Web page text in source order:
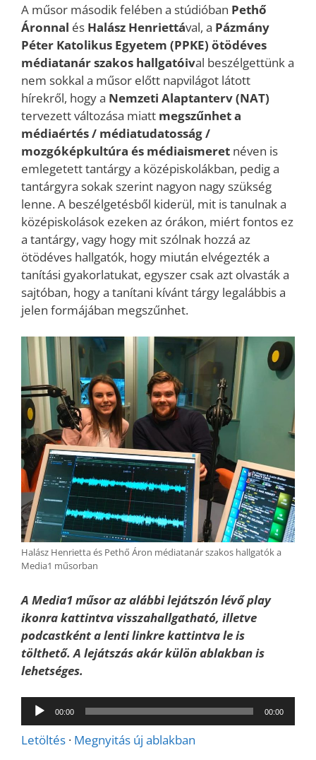
A műsor második felében a stúdióban Pethő
Áronnal és Halász Henriettával, a Pázmány
Péter Katolikus Egyetem (PPKE) ötödéves
médiatanár szakos hallgatóival beszélgettünk a
nem sokkal a műsor előtt napvilágot látott
hírekről, hogy a Nemzeti Alaptanterv (NAT)
tervezett változása miatt megszűnhet a
médiaértés / médiatudatosság /
mozgóképkultúra és médiaismeret néven is
emlegetett tantárgy a középiskolákban, pedig a
tantárgyra sokak szerint nagyon nagy szükség
lenne. A beszélgetésből kiderül, mit is tanulnak a
középiskolások ezeken az órákon, miért fontos ez
a tantárgy, vagy hogy mit szólnak hozzá az
ötödéves hallgatók, hogy miután elvégezték a
tanítási gyakorlatukat, egyszer csak azt olvasták a
sajtóban, hogy a tanítani kívánt tárgy legalábbis a
jelen formájában megszűnhet.
Halász Henrietta és Pethő Áron médiatanár szakos hallgatók a
Media1 műsorban
A Media1 műsor az alábbi lejátszón lévő play
ikonra kattintva visszahallgatható, illetve
podcastként a lenti linkre kattintva le is
tölthető. A lejátszás akár külön ablakban is
lehetséges.
Audió
lejátszó
00:00 00:00
Letöltés · Megnyitás új ablakban